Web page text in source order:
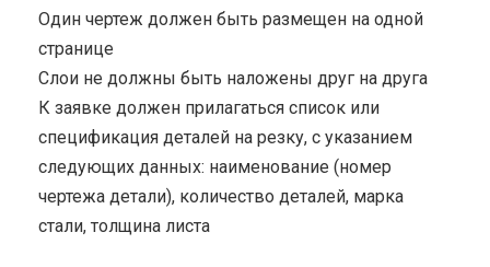
Один чертеж должен быть размещен на одной
странице
Cлои не должны быть наложены друг на друга
К заявке должен прилагаться список или
спецификация деталей на резку, с указанием
следующих данных: наименование (номер
чертежа детали), количество деталей, марка
стали, толщина листа